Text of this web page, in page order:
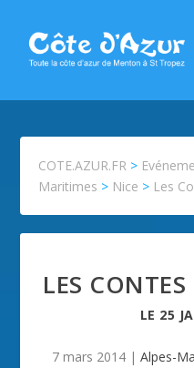
COTE.AZUR.FR >
Maritimes > Nice > Les
LES CONTES
LE 25
7 mars 2014 | Alpes-